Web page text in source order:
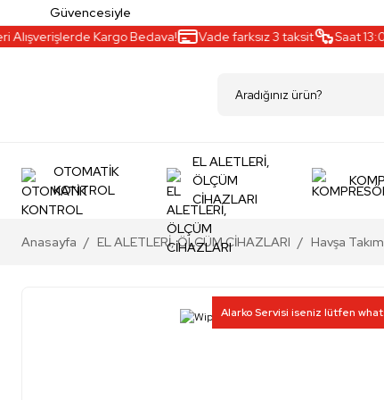
Güvencesiyle
Kargo Bedava! Vade farksız 3 taksit Saat
OTOMATİK
KONTROL
EL ALETLERİ,
ÖLÇÜM
CİHAZLARI
Anasayfa EL ALETLERİ, ÖLÇÜM CİHAZLARI Havşa
Alarko Servisi iseniz lütfen